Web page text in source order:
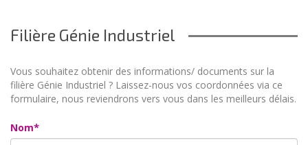
Filière Génie Industriel
Vous souhaitez obtenir des informations/ documents sur la
filière Génie Industriel ? Laissez-nous vos coordonnées via ce
formulaire, nous reviendrons vers vous dans les meilleurs délais.
Nom